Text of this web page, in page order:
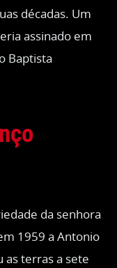
décadas. Um
assinado em
Baptista
da senhora
1959 a Antonio
as terras a sete